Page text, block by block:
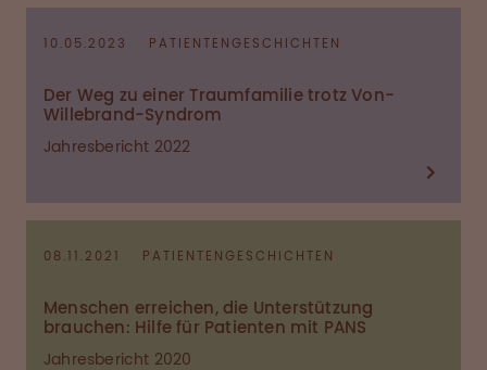
10.05.2023 PATIENTENGESCHICHTEN
Der Weg zu einer Traumfamilie trotz Von-
Willebrand-Syndrom
Jahresbericht 2022
08.11.2021 PATIENTENGESCHICHTEN
Menschen erreichen, die Unterstützung
brauchen: Hilfe für Patienten mit PANS
Jahresbericht 2020